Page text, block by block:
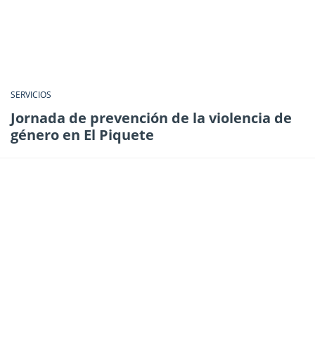
SERVICIOS
Jornada de prevención de la violencia de
género en El Piquete